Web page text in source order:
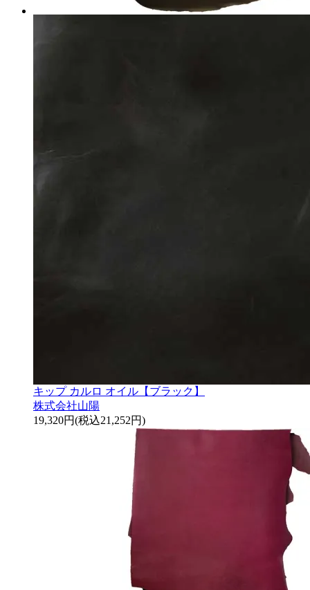
キップ カルロ オイル【ブラック】
株式会社山陽
19,320円(税込21,252円)